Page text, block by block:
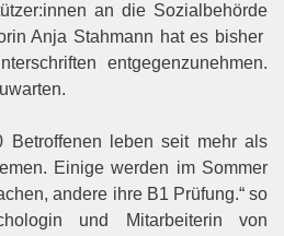
an die Sozialbehörde
Anja Stahmann hat es bisher
entgegenzunehmen.
Betroffenen leben seit mehr als
Einige werden im Sommer
andere ihre B1 Prüfung.“ so
und
Mitarbeiterin von